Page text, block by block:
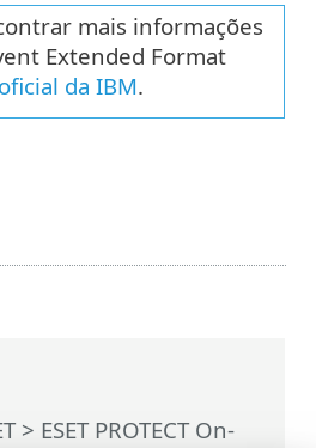
> ESET PROTECT On-
mais informações
Extended Format
da IBM.